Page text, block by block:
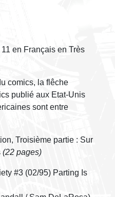
en Français en Très
comics, la flêche
publié aux Etat-Unis
sont entre
Troisième partie : Sur
(22 pages)
#3 (02/95) Parting Is